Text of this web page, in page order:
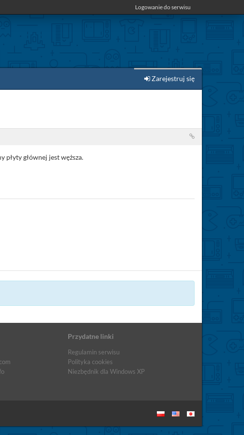
Logowanie do serwisu
Zarejestruj się
płyty głównej jest węższa.
Przydatne linki
Regulamin serwisu
Polityka cookies
Niezbędnik dla Windows XP